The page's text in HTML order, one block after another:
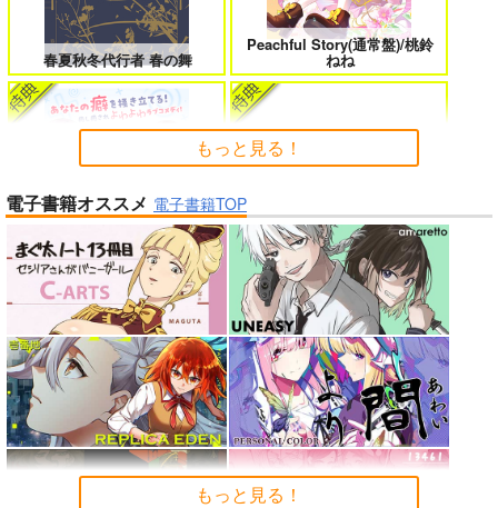
女友達は頼めば意外とヤらせてくれ
る 8
HELL’o WORK！～賽の河原で積石
を崩すだけの簡単なお仕事って聞い
たのに～
よくある令嬢転生だと思ったのに 5
孤独だった国民的美少女の妹を一晩
泊めたら懐かれた
人狼機ウィンヴルガ ー叛逆篇ー 5
魔王マーラ煩悩学園 ～勇者、教師に 時々ボソッとロシア語でデレる勇者
のアーリャさん
春夏秋冬代行者 春の舞
Peachful Story(通常盤)/桃鈴
ねね
よわよわ先生
「魔法少女リリカルなのは EX
CEEDS Gun Blaze Vengeanc
e」オープニングテーマ CRIM
SON BULLET/水樹奈々
Summer Challenger/水瀬いの
「少女☆歌劇 レヴュースタァ
ライト」スペシャルライブ “St
arry Horizon” Blu-ray(初回限
もっと見る！
電子書籍オススメ 電子書籍TOP
もっと見る！